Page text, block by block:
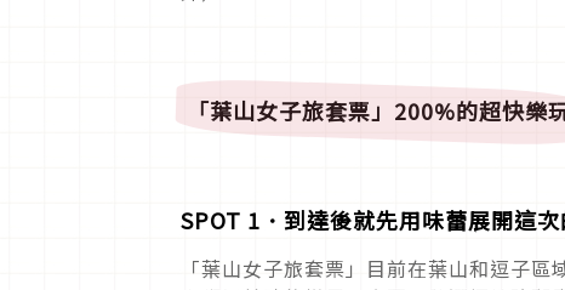
「葉山女子旅套票」 200%的超快樂
SPOT 1 ．到達後就先用味蕾展開這次
「葉山女子旅套票」目前在葉山和逗子